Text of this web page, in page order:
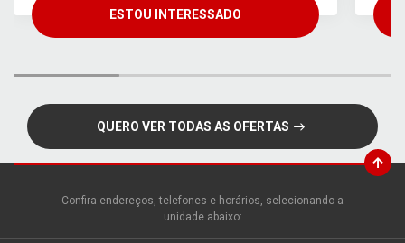
ESTOU INTERESSADO
QUERO VER TODAS AS OFERTAS
Confira endereços, telefones e horários, selecionando a
unidade abaixo: